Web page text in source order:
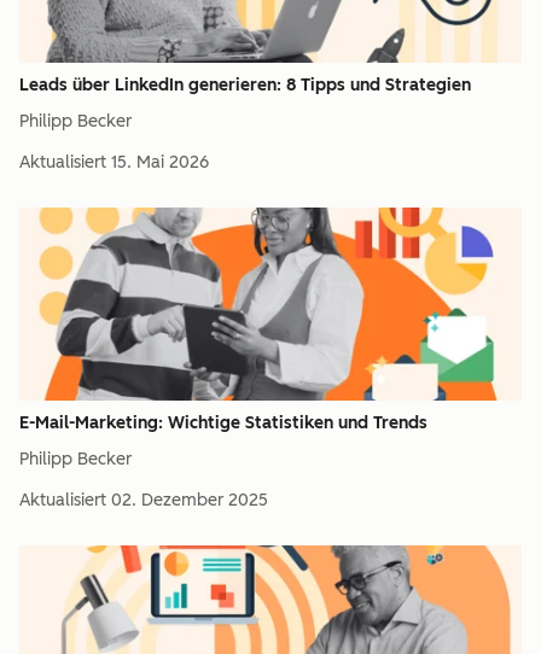
Leads über LinkedIn generieren: 8 Tipps und Strategien
Philipp Becker
Aktualisiert 15. Mai 2026
E-Mail-Marketing: Wichtige Statistiken und Trends
Philipp Becker
Aktualisiert 02. Dezember 2025